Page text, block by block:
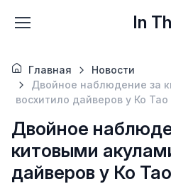
In
Главная
Новости
Двойное наблюдение за
восхитило дайверов у Ко Тао
Двойное
китовыми
дайверов у Ко Тао